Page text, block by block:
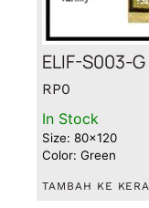
ELIF-S003-G
RP0
In Stock
Size: 80x120
Color: Green
TAMBAH KE